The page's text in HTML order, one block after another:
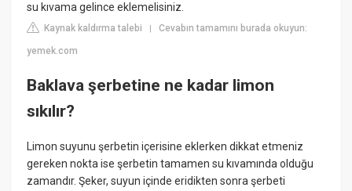
su kıvama gelince eklemelisiniz.
Kaynak kaldırma talebi |Cevabın tamamını burada okuyun:
yemek.com
Baklava şerbetine ne kadar limon
sıkılır?
Limon suyunu şerbetin içerisine eklerken dikkat etmeniz
gereken nokta ise şerbetin tamamen su kıvamında olduğu
zamandır. Şeker, suyun içinde eridikten sonra şerbeti